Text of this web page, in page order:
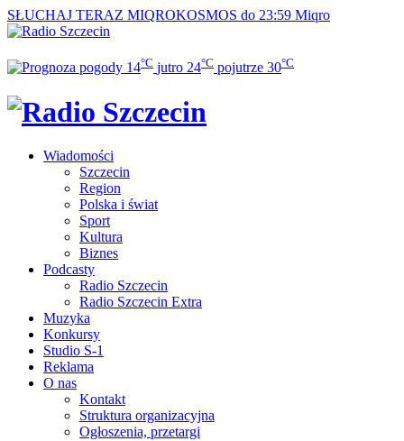
SŁUCHAJ TERAZ MIQROKOSMOS do 23:59 Miqro
14°C jutro 24°C pojutrze 30°C
Wiadomości
Szczecin
Region
Polska i świat
Sport
Kultura
Biznes
Podcasty
Radio Szczecin
Radio Szczecin Extra
Muzyka
Konkursy
Studio S-1
Reklama
O nas
Kontakt
Struktura organizacyjna
Ogłoszenia, przetargi